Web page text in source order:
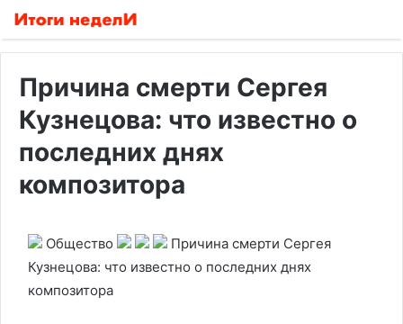
Причина смерти Сергея
Кузнецова: что известно о
последних днях
композитора
Общество
Причина смерти Сергея
Кузнецова: что известно о последних днях
композитора